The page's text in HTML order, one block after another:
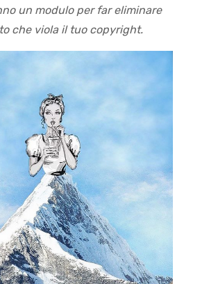
un modulo per far eliminare
che viola il tuo copyright.